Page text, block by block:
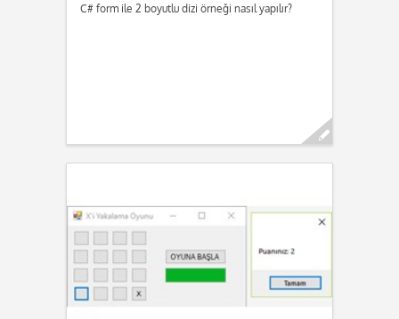
C# form ile 2 boyutlu dizi örneği nasıl yapılır?